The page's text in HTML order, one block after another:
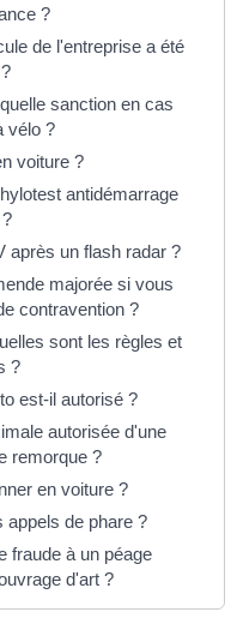
?
de l'entreprise a été
sanction en cas
vélo ?
voiture ?
antidémarrage
après un flash radar ?
majorée si vous
contravention ?
sont les règles et
?
est-il autorisé ?
autorisée d'une
remorque ?
en voiture ?
appels de phare ?
fraude à un péage
d'art ?